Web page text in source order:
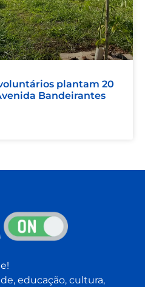
plantam 20
Bandeirantes
educação, cultura,